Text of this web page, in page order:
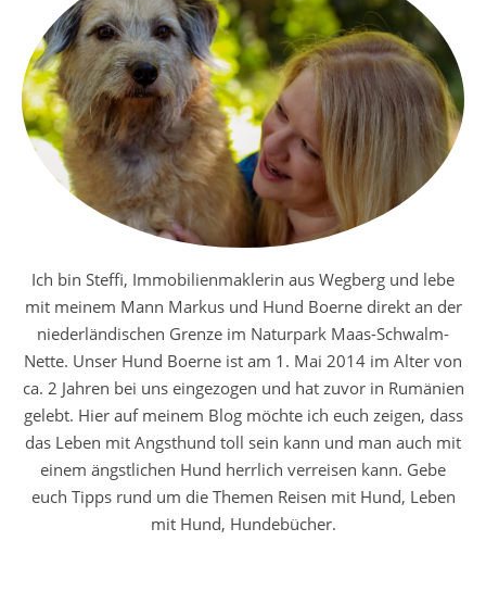
Ich bin Steffi, Immobilienmaklerin aus Wegberg und lebe
mit meinem Mann Markus und Hund Boerne direkt an der
niederländischen Grenze im Naturpark Maas-Schwalm-
Nette. Unser Hund Boerne ist am 1. Mai 2014 im Alter von
ca. 2 Jahren bei uns eingezogen und hat zuvor in Rumänien
gelebt. Hier auf meinem Blog möchte ich euch zeigen, dass
das Leben mit Angsthund toll sein kann und man auch mit
einem ängstlichen Hund herrlich verreisen kann. Gebe
euch Tipps rund um die Themen Reisen mit Hund, Leben
mit Hund, Hundebücher.